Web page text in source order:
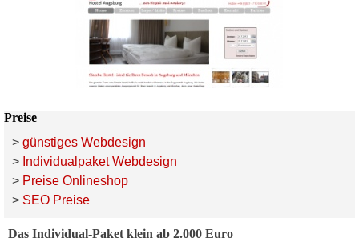
Preise
> günstiges Webdesign
> Individualpaket Webdesign
> Preise Onlineshop
> SEO Preise
Das Individual-Paket klein ab 2.000 Euro